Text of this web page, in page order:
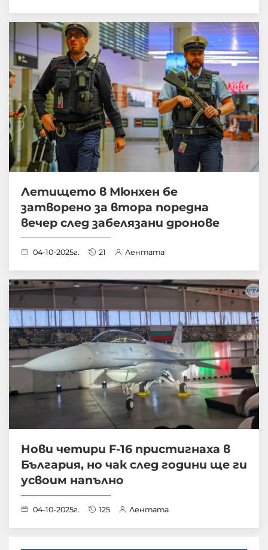
Летището в Мюнхен бе
затворено за втора поредна
вечер след забелязани дронове
04-10-2025г. 21 Лентата
Нови четири F-16 пристигнаха в
България, но чак след години ще ги
усвоим напълно
04-10-2025г. 125 Лентата